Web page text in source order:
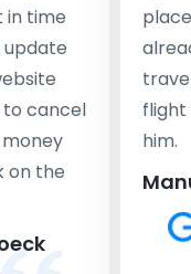
in time
update
to cancel
on the
flight
him.